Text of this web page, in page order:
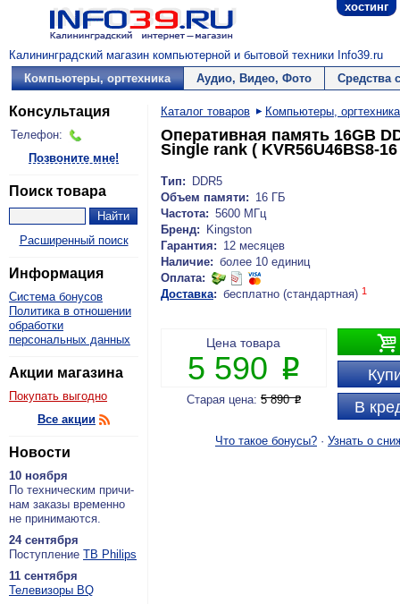
хостинг
Калининградский магазин компьютерной и бытовой техники Info39.ru
Компьютеры, оргтехника
Аудио, Видео, Фото Средства
Консультация
Телефон:
Позвоните мне!
Поиск товара
Расширенный поиск
Информация
Система бонусов
Политика в отношении
обработки
персональных данных
Акции магазина
Покупать выгодно
Все акции
Новости
10 ноября
По тех­ни­че­ским при­чи­
нам за­ка­зы вре­мен­но
не при­ни­ма­ют­ся.
24 сентября
По­ступ­ле­ние ТВ Philips
11 сентября
Теле­ви­зо­ры BQ
Каталог товаров Компьютеры, оргтехника
Оперативная память 16GB
Single rank ( KVR56U46BS8-16
Тип:
DDR5
Объем памяти: 16 ГБ
Частота: 5600 МГц
Бренд:
Kingston
Гарантия: 12 месяцев
Наличие: более 10 единиц
Оплата:
Доставка: бесплатно (стандартная) 1

В
Цена товара
5 590 P
Старая цена: 5 890P
Что такое бонусы? · Узнать о